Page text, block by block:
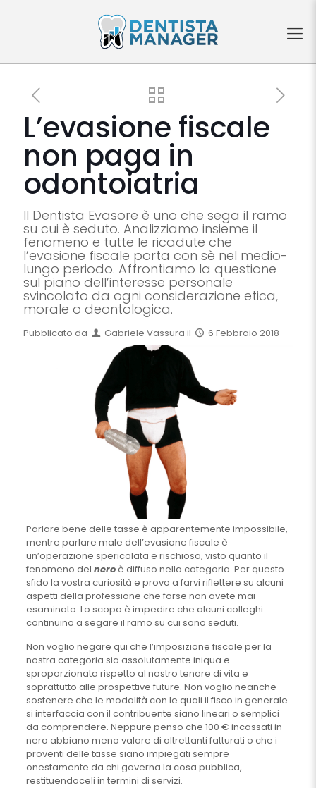
L’evasione fiscale
non paga in
odontoiatria
Il Dentista Evasore è uno che sega il ramo
su cui è seduto. Analizziamo insieme il
fenomeno e tutte le ricadute che
l’evasione fiscale porta con sè nel medio-
lungo periodo. Affrontiamo la questione
sul piano dell’interesse personale
svincolato da ogni considerazione etica,
morale o deontologica.
Pubblicato da Gabriele Vassura il 6 Febbraio 2018
Parlare bene delle tasse è apparentemente impossibile,
mentre parlare male dell’evasione fiscale è
un’operazione spericolata e rischiosa, visto quanto il
fenomeno del neroè diffuso nella categoria. Per questo
sfido la vostra curiosità e provo a farvi riflettere su alcuni
aspetti della professione che forse non avete mai
esaminato. Lo scopo è impedire che alcuni colleghi
continuino a segare il ramo su cui sono seduti.
Non voglio negare qui che l’imposizione fiscale per la
nostra categoria sia assolutamente iniqua e
sproporzionata rispetto al nostro tenore di vita e
soprattutto alle prospettive future. Non voglio neanche
sostenere che le modalità con le quali il fisco in generale
si interfaccia con il contribuente siano lineari o semplici
da comprendere. Neppure penso che 100 € incassati in
nero abbiano meno valore di altrettanti fatturati o che i
proventi delle tasse siano impiegati sempre
onestamente da chi governa la cosa pubblica,
restituendoceli in termini di servizi.